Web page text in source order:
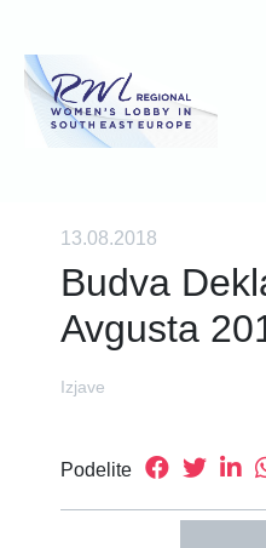
13.08.2018
Budva
Avgusta
Izjave
Podelite